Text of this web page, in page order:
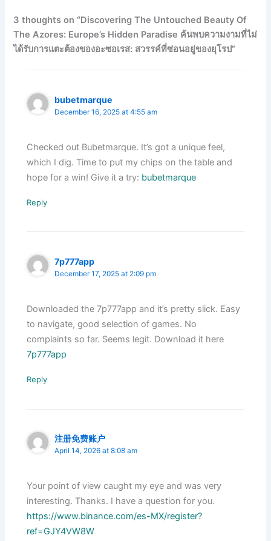
3 thoughts on “Discovering The Untouched Beauty Of
The Azores: Europe’s Hidden Paradise ค้นพบความงามที่ไม่
ได้รับการแตะต้องของอะซอเรส: สวรรค์ที่ซ่อนอยู่ของยุโรป”
bubetmarque
December 16, 2025 at 4:55 am
Checked out Bubetmarque. It’s got a unique feel,
which I dig. Time to put my chips on the table and
hope for a win! Give it a try: bubetmarque
Reply
7p777app
December 17, 2025 at 2:09 pm
Downloaded the 7p777app and it’s pretty slick. Easy
to navigate, good selection of games. No
complaints so far. Seems legit. Download it here
7p777app
Reply
注册免费账户
April 14, 2026 at 8:08 am
Your point of view caught my eye and was very
interesting. Thanks. I have a question for you.
https://www.binance.com/es-MX/register?
ref=GJY4VW8W